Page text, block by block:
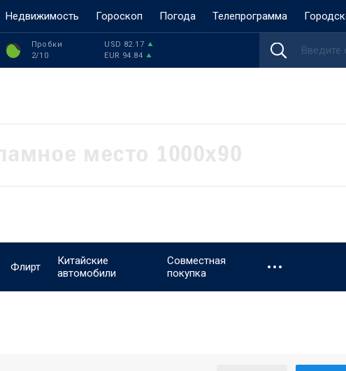
Недвижимость Гороскоп Погода Телепрограмма
Пробки
2/10
USD 82.17
EUR 94.84
Флирт
Китайские
автомобили
Совместная
покупка